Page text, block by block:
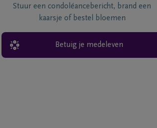
Stuur een condoléancebericht, brand een
kaarsje of bestel bloemen
Betuig je medeleven